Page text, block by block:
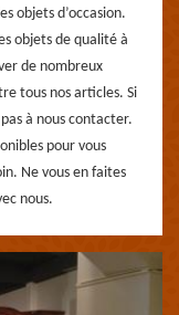
objets d’occasion.
objets de qualité à
de nombreux
tous nos articles. Si
à nous contacter.
pour vous
Ne vous en faites
nous.